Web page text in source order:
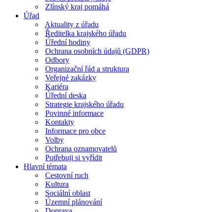
Zlínský kraj pomáhá
Úřad
Aktuality z úřadu
Ředitelka krajského úřadu
Úřední hodiny
Ochrana osobních údajů (GDPR)
Odbory
Organizační řád a struktura
Veřejné zakázky
Kariéra
Úřední deska
Strategie krajského úřadu
Povinné informace
Kontakty
Informace pro obce
Volby
Ochrana oznamovatelů
Potřebuji si vyřídit
Hlavní témata
Cestovní ruch
Kultura
Sociální oblast
Územní plánování